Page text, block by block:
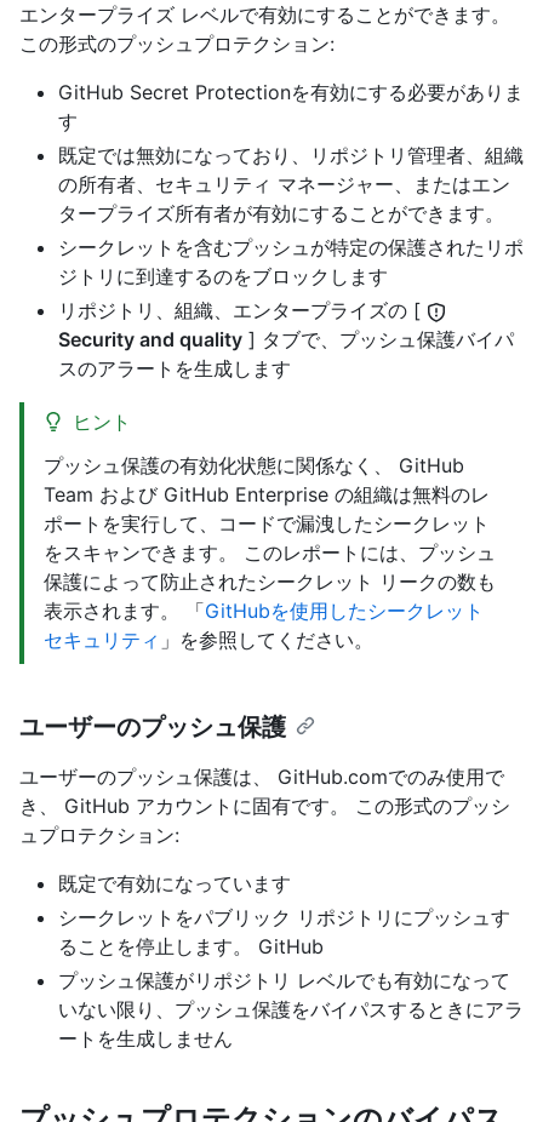
エンタープライズ レベルで有効にすることができます。
この形式のプッシュプロテクション:
GitHub Secret Protectionを有効にする必要がありま
す
既定では無効になっており、リポジトリ管理者、組織
の所有者、セキュリティ マネージャー、またはエン
タープライズ所有者が有効にすることができます。
シークレットを含むプッシュが特定の保護されたリポ
ジトリに到達するのをブロックします
リポジトリ、組織、エンタープライズの [
Security and quality ] タブで、プッシュ保護バイパ
スのアラートを生成します
ヒント
プッシュ保護の有効化状態に関係なく、 GitHub
Team および GitHub Enterprise の組織は無料のレ
ポートを実行して、コードで漏洩したシークレット
をスキャンできます。 このレポートには、プッシュ
保護によって防止されたシークレット リークの数も
表示されます。 「GitHubを使用したシークレット
セキュリティ 」を参照してください。
ユーザーのプッシュ保護
ユーザーのプッシュ保護は、 GitHub.comでのみ使用で
き、 GitHub アカウントに固有です。 この形式のプッシ
ュプロテクション:
既定で有効になっています
シークレットをパブリック リポジトリにプッシュす
ることを停止します。 GitHub
プッシュ保護がリポジトリ レベルでも有効になって
いない限り、プッシュ保護をバイパスするときにアラ
ートを生成しません